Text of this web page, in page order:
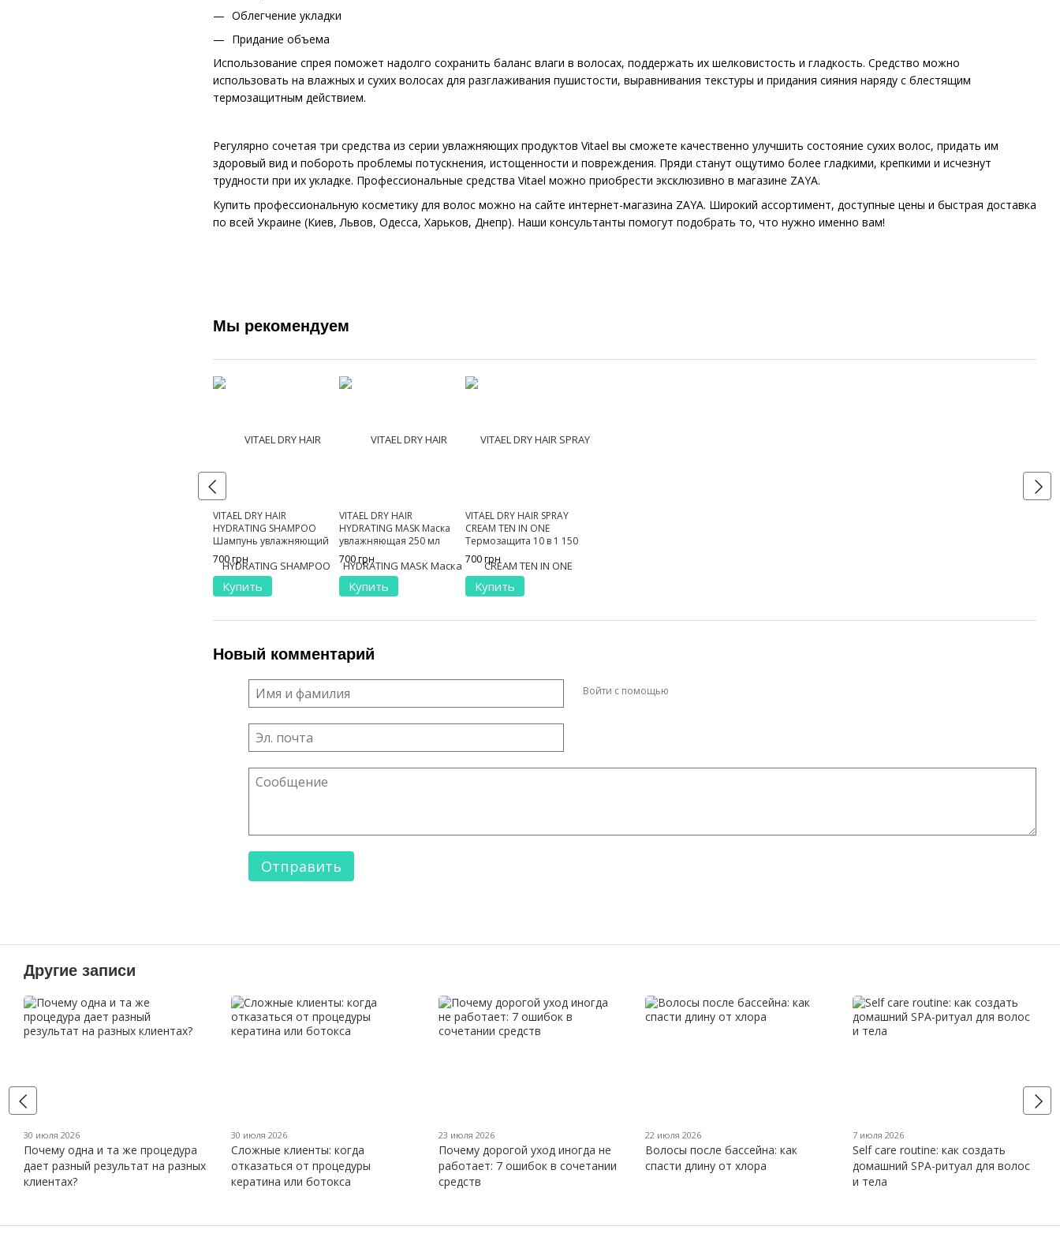
Облегчение укладки
Придание объема
Использование спрея поможет надолго сохранить баланс влаги в волосах, поддержать их шелковистость и гладкость. Средство можно
использовать на влажных и сухих волосах для разглаживания пушистости, выравнивания текстуры и придания сияния наряду с блестящим
термозащитным действием.
Регулярно сочетая три средства из серии увлажняющих продуктов Vitael вы сможете качественно улучшить состояние сухих волос, придать им
здоровый вид и побороть проблемы потускнения, истощенности и повреждения. Пряди станут ощутимо более гладкими, крепкими и исчезнут
трудности при их укладке. Профессиональные средства Vitael можно приобрести эксклюзивно в магазине ZAYA.
Купить профессиональную косметику для волос можно на сайте интернет-магазина ZAYA. Широкий ассортимент, доступные цены и быстрая доставка
по всей Украине (Киев, Львов, Одесса, Харьков, Днепр). Наши консультанты помогут подобрать то, что нужно именно вам!
Мы рекомендуем
VITAEL DRY HAIR
HYDRATING SHAMPOO
Шампунь увлажняющий
300 мл
700 грн
Купить
VITAEL DRY HAIR
HYDRATING MASK Маска
увлажняющая 250 мл
700 грн
Купить
VITAEL DRY HAIR SPRAY
CREAM TEN IN ONE
Термозащита 10 в 1 150
мл
700 грн
Купить
Новый комментарий
Войти с помощью
Отправить
Другие записи
30 июля 2026
Почему одна и та же процедура
дает разный результат на разных
клиентах?
30 июля 2026
Сложные клиенты: когда
отказаться от процедуры
кератина или ботокса
23 июля 2026
Почему дорогой уход иногда не
работает: 7 ошибок в сочетании
средств
22 июля 2026
Волосы после бассейна: как
спасти длину от хлора
7 июля 2026
Self care routine: как создать
домашний SPA-ритуал для волос
и тела